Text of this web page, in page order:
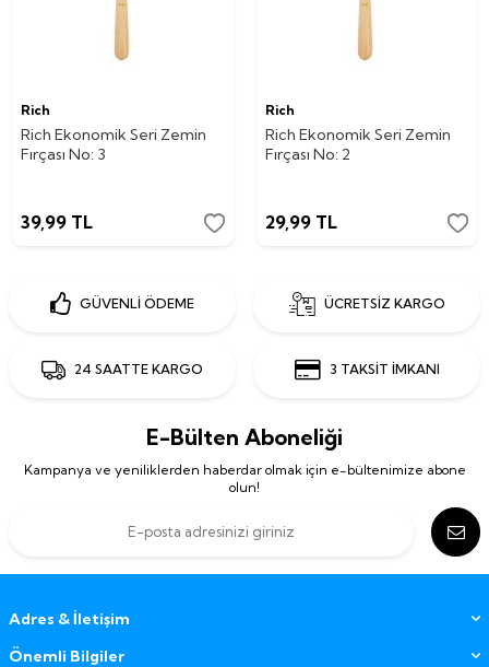
Rich
Rich Ekonomik Seri Zemin
Fırçası No: 3
39,99 TL
Rich
Rich Ekonomik Seri Zemin
Fırçası No: 2
29,99TL
GÜVENLİ ÖDEME ÜCRETSİZ KARGO
24 SAATTE KARGO 3 TAKSİT İMKANI
E-Bülten Aboneliği
Kampanya ve yeniliklerden haberdar olmak için e-bültenimize abone
olun!
Adres & İletişim
Önemli Bilgiler